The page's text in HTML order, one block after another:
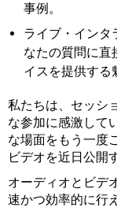
事例。
ライブ・インタ
なたの質問に直
イスを提供する
私たちは、セッシ
な参加に感激して
な場面をもう一度
ビデオを近日公開
オーディオとビデ
速かつ効率的に行